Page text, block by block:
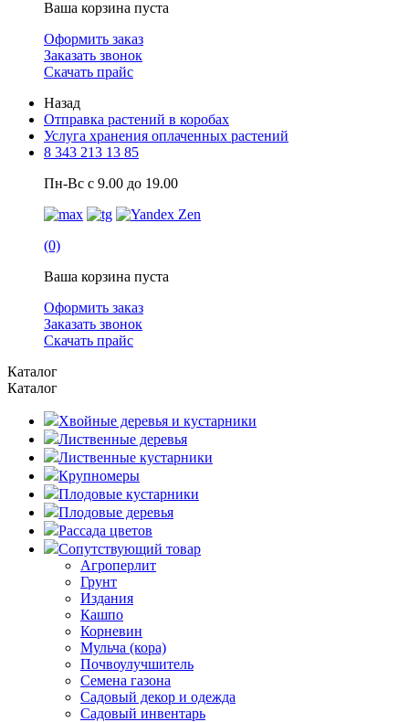
Ваша корзина пуста
Оформить заказ
Заказать звонок
Скачать прайс
Назад
Отправка растений в коробах
Услуга хранения оплаченных растений
8 343 213 13 85
Пн-Вс с 9.00 до 19.00
(0)
Ваша корзина пуста
Оформить заказ
Заказать звонок
Скачать прайс
Каталог
Каталог
Хвойные деревья и кустарники
Лиственные деревья
Лиственные кустарники
Крупномеры
Плодовые кустарники
Плодовые деревья
Рассада цветов
Сопутствующий товар
Агроперлит
Грунт
Издания
Кашпо
Корневин
Мульча (кора)
Почвоулучшитель
Семена газона
Садовый декор и одежда
Садовый инвентарь